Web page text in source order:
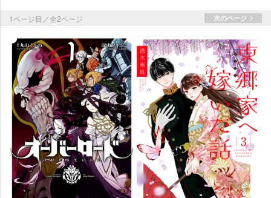
1ページ目／全2ページ 次のページ